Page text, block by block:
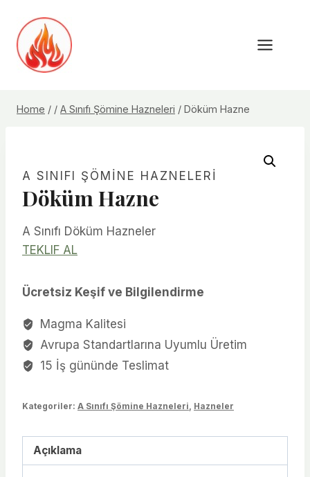
content
Home / / A Sınıfı Şömine Hazneleri / Döküm Hazne
A SINIFI ŞÖMINE HAZNELERI
Döküm Hazne
A Sınıfı Döküm Hazneler
TEKLIF AL
Ücretsiz Keşif ve Bilgilendirme
Magma Kalitesi
Avrupa Standartlarına Uyumlu Üretim
15 İş gününde Teslimat
Kategoriler: A Sınıfı Şömine Hazneleri, Hazneler
Açıklama